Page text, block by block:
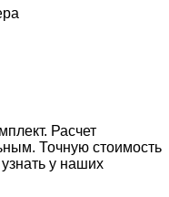
Расчет
Точную стоимость
у наших